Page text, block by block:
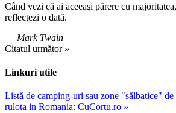
Când vezi că ai aceeaşi părere cu
reflectezi o dată.
— Mark Twain
Citatul următor »
Linkuri utile
Listă de camping-uri sau zone "sălbatice" de
rulota in Romania: CuCortu.ro »